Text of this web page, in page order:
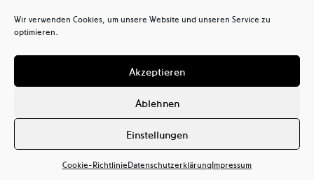
Wir verwenden Cookies, um unsere Website und unseren Service zu
optimieren.
Akzeptieren
Ablehnen
Einstellungen
Cookie-RichtlinieDatenschutzerklärungImpressum
tel+ 49(0)30.47 37 39 39
mail@ostkreuz.de
Mein Konto
Warenkorb
Datenschutzerklärung (EU)
Haftungsausschluss
Impressum